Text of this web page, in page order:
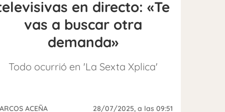
en directo: «Te
vas a buscar otra
demanda»
Todo ocurrió en 'La Sexta Xplica'
ACEÑA 28/07/2025, a las 09:51